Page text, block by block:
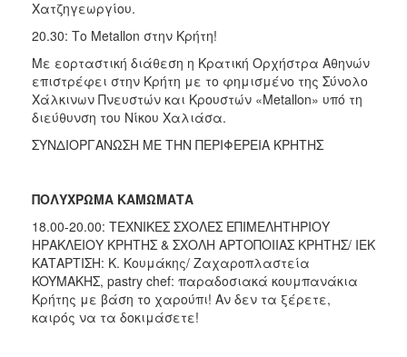
Χατζηγεωργίου.
20.30: Το Metallon στην Κρήτη!
Με εορταστική διάθεση η Κρατική Ορχήστρα Αθηνών
επιστρέφει στην Κρήτη με το φημισμένο της Σύνολο
Χάλκινων Πνευστών και Κρουστών «Metallon» υπό τη
διεύθυνση του Νίκου Χαλιάσα.
ΣΥΝΔΙΟΡΓΑΝΩΣΗ ΜΕ ΤΗΝ ΠΕΡΙΦΕΡΕΙΑ ΚΡΗΤΗΣ
ΠΟΛΥΧΡΩΜΑ ΚΑΜΩΜΑΤΑ
18.00-20.00: ΤΕΧΝΙΚΕΣ ΣΧΟΛΕΣ ΕΠΙΜΕΛΗΤΗΡΙΟΥ
ΗΡΑΚΛΕΙΟΥ ΚΡΗΤΗΣ & ΣΧΟΛΗ ΑΡΤΟΠΟΙΙΑΣ ΚΡΗΤΗΣ/ ΙΕΚ
ΚΑΤΑΡΤΙΣΗ: Κ. Κουμάκης/ Ζαχαροπλαστεία
KOYMAKHΣ, pastry chef: παραδοσιακά κουμπανάκια
Κρήτης με βάση το χαρούπι! Αν δεν τα ξέρετε,
καιρός να τα δοκιμάσετε!